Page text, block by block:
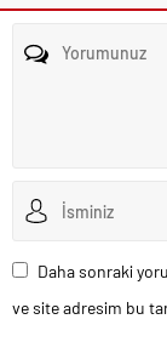
Daha sonraki
ve site adresim bu